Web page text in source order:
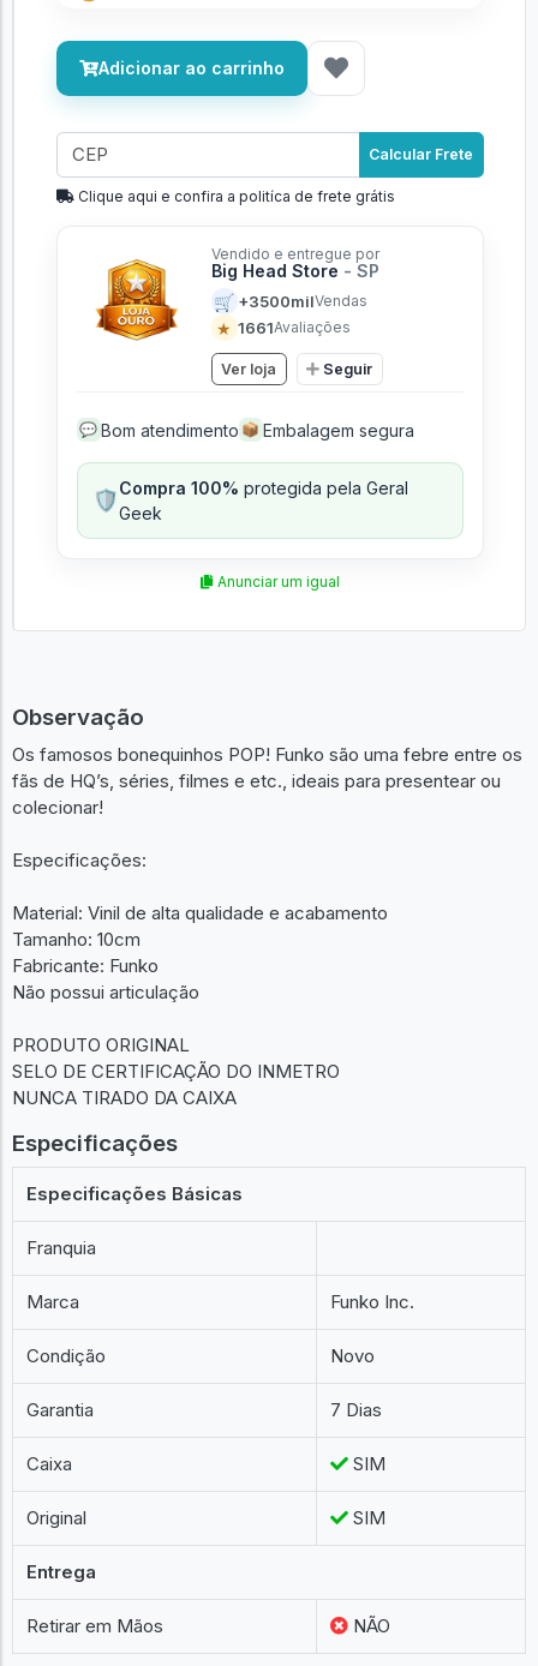
Adicionar ao carrinho
Calcular Frete
Clique aqui e confira a politíca de frete grátis
Vendido e entregue por
Big Head Store - SP
🛒 +3500milVendas
★ 1661Avaliações
Ver loja Seguir
💬 Bom atendimento 📦 Embalagem segura
🛡️Compra 100% protegida pela Geral
Geek
Anunciar um igual
Observação
Os famosos bonequinhos POP! Funko são uma febre entre os
fãs de HQ’s, séries, filmes e etc., ideais para presentear ou
colecionar!
Especificações:
Material: Vinil de alta qualidade e acabamento
Tamanho: 10cm
Fabricante: Funko
Não possui articulação
PRODUTO ORIGINAL
SELO DE CERTIFICAÇÃO DO INMETRO
NUNCA TIRADO DA CAIXA
Especificações
Especificações Básicas
Franquia
Marca Funko Inc.
Condição Novo
Garantia 7 Dias
Caixa SIM
Original SIM
Entrega
Retirar em Mãos NÃO